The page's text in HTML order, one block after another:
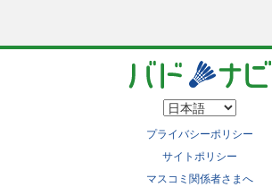
プライバシーポリシー
サイトポリシー
マスコミ関係者さまへ